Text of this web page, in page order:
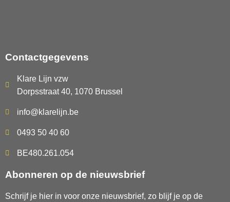
Contactgegevens
Klare Lijn vzw
Dorpsstraat 40, 1070 Brussel
info@klarelijn.be
0493 50 40 60
BE480.261.054
Abonneren op de nieuwsbrief
Schrijf je hier in voor onze nieuwsbrief, zo blijf je op de